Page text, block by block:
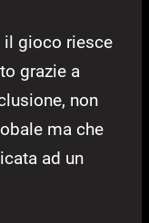
il gioco riesce
grazie a
non
ma che
ad un